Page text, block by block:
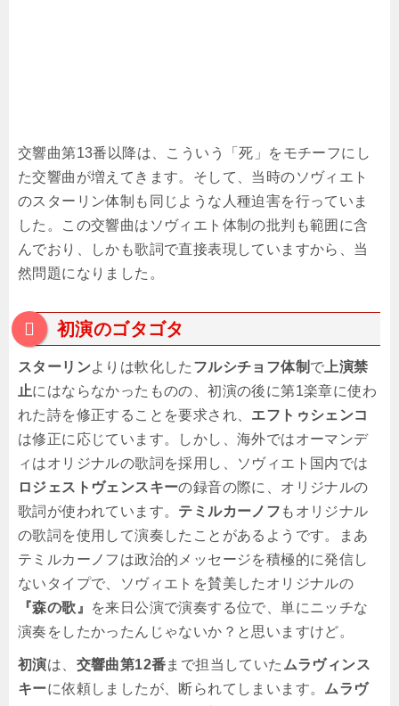
交響曲第13番以降は、こういう「死」をモチーフにし
た交響曲が増えてきます。そして、当時のソヴィエト
のスターリン体制も同じような人種迫害を行っていま
した。この交響曲はソヴィエト体制の批判も範囲に含
んでおり、しかも歌詞で直接表現していますから、当
然問題になりました。
初演のゴタゴタ
スターリンよりは軟化した フルシチョフ体制 で 上演禁
止にはならなかったものの、初演の後に第1楽章に使わ
れた詩を修正することを要求され、 エフトゥシェンコ
は修正に応じています。しかし、海外ではオーマンデ
ィはオリジナルの歌詞を採用し、ソヴィエト国内では
ロジェストヴェンスキーの録音の際に、オリジナルの
歌詞が使われています。 テミルカーノフ もオリジナル
の歌詞を使用して演奏したことがあるようです。まあ
テミルカーノフは政治的メッセージを積極的に発信し
ないタイプで、ソヴィエトを賛美したオリジナルの
『森の歌』
を来日公演で演奏する位で、単にニッチな
演奏をしたかったんじゃないか？と思いますけど。
初演は、 交響曲第12番まで担当していた ムラヴィンス
キーに依頼しましたが、断られてしまいます。 ムラヴ